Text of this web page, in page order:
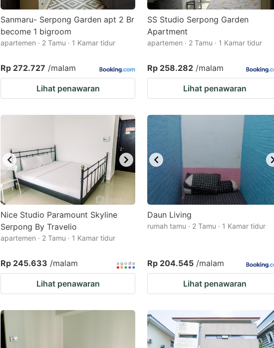
Sanmaru- Serpong Garden apt 2 Br
become 1 bigroom
apartemen · 2 Tamu · 1 Kamar tidur
Rp 272.727 /malam
Lihat penawaran
SS Studio Serpong Garden
Apartment
apartemen · 2 Tamu · 1 Kamar tidur
Rp 258.282 /malam
Lihat penawaran
Nice Studio Paramount Skyline
Serpong By Travelio
apartemen · 2 Tamu · 1 Kamar tidur
Rp 245.633 /malam
Lihat penawaran
Daun Living
rumah tamu · 2 Tamu · 1 Kamar tidur
Rp 204.545 /malam
Lihat penawaran